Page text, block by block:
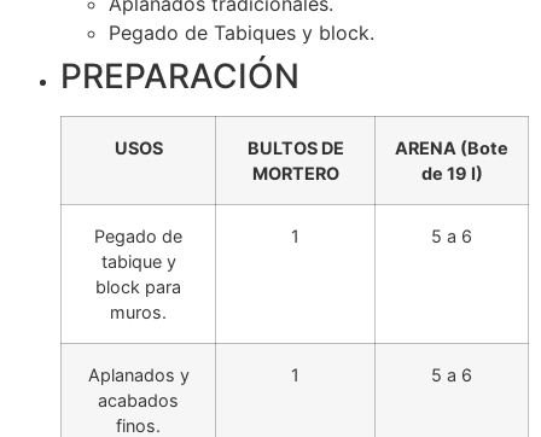
Pegado de Tabiques y block.
PREPARACIÓN
USOS
BULTOS DE
MORTERO
ARENA (Bote
de 19 I)
Pegado de
tabique y
block para
muros.
1 5 a 6
Aplanados y
acabados
finos.
1 5 a 6